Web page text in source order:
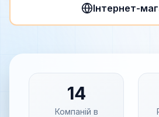
Інтернет-
14
Компаній в